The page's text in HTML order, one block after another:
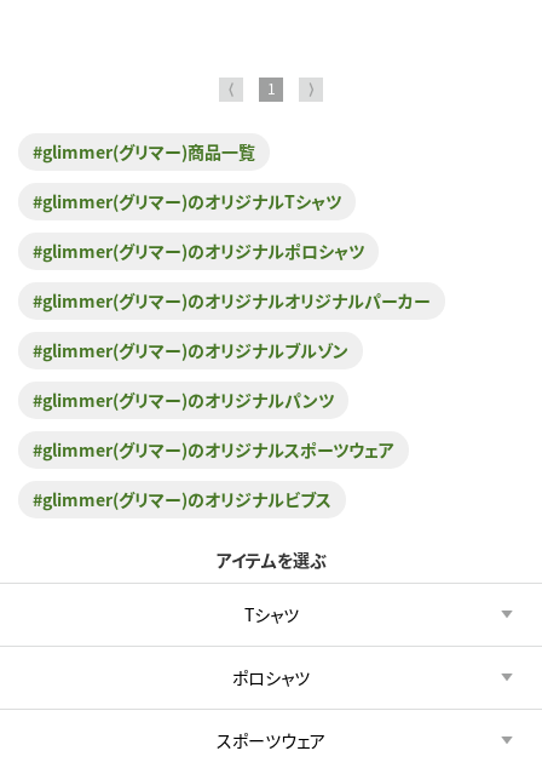
⟨ 1 ⟩
#glimmer(グリマー)商品一覧
#glimmer(グリマー)のオリジナルTシャツ
#glimmer(グリマー)のオリジナルポロシャツ
#glimmer(グリマー)のオリジナルオリジナルパーカー
#glimmer(グリマー)のオリジナルブルゾン
#glimmer(グリマー)のオリジナルパンツ
#glimmer(グリマー)のオリジナルスポーツウェア
#glimmer(グリマー)のオリジナルビブス
アイテムを選ぶ
Tシャツ
ポロシャツ
スポーツウェア